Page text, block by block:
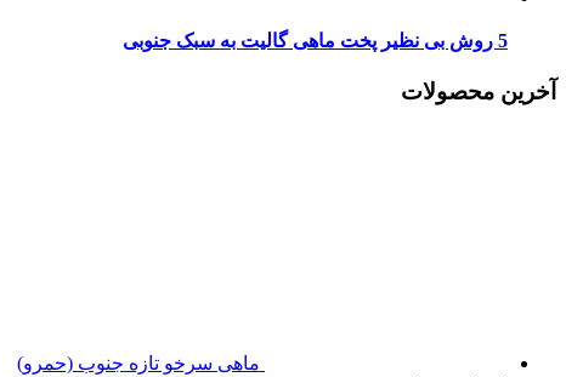
5 روش بی نظیر پخت ماهی گالیت به سبک جنوبی
آخرین محصولات
ماهی سرخو تازه جنوب (حمرو)